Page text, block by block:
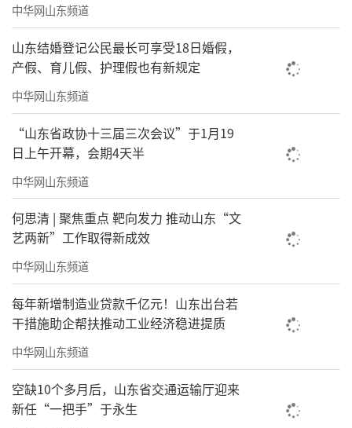
中华网山东频道
山东结婚登记公民最长可享受18日婚假，
产假、育儿假、护理假也有新规定
中华网山东频道
“山东省政协十三届三次会议”于1月19
日上午开幕，会期4天半
中华网山东频道
何思清 | 聚焦重点 靶向发力 推动山东“文
艺两新”工作取得新成效
中华网山东频道
每年新增制造业贷款千亿元！山东出台若
干措施助企帮扶推动工业经济稳进提质
中华网山东频道
空缺10个多月后，山东省交通运输厅迎来
新任“一把手”于永生